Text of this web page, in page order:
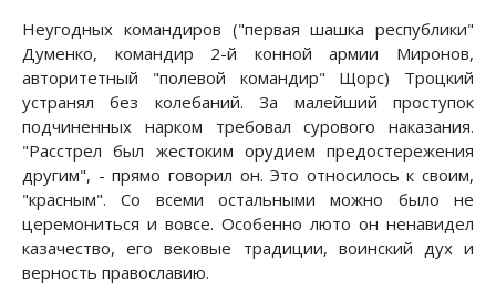
Неугодных командиров ("первая шашка республики"
Думенко, командир 2-й конной армии Миронов,
авторитетный "полевой командир" Щорс) Троцкий
устранял без колебаний. За малейший проступок
подчиненных нарком требовал сурового наказания.
"Расстрел был жестоким орудием предостережения
другим", - прямо говорил он. Это относилось к своим,
"красным". Со всеми остальными можно было не
церемониться и вовсе. Особенно люто он ненавидел
казачество, его вековые традиции, воинский дух и
верность православию.